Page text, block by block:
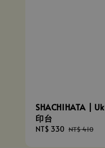
SHACHIHATA |
印台
Sale
NT$ 330 Regular
NT$ 410